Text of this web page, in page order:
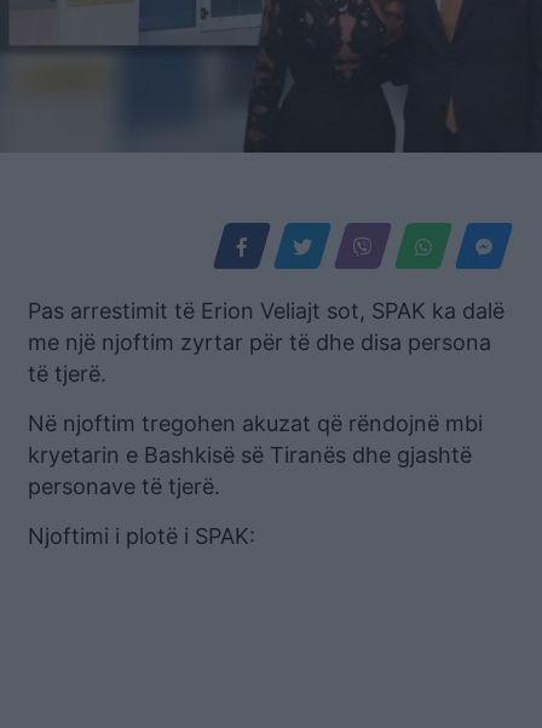
Pas arrestimit të Erion Veliajt sot, SPAK ka dalë
me një njoftim zyrtar për të dhe disa persona
të tjerë.
Në njoftim tregohen akuzat që rëndojnë mbi
kryetarin e Bashkisë së Tiranës dhe gjashtë
personave të tjerë.
Njoftimi i plotë i SPAK: